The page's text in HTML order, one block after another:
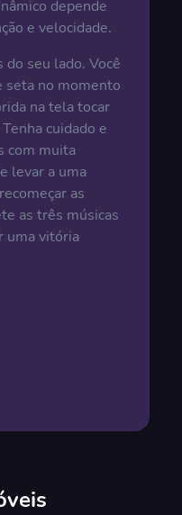
depende
e velocidade.
do seu lado. Você
seta no momento
na tela tocar
cuidado e
com muita
levar a uma
as
as três músicas
uma vitória